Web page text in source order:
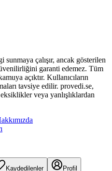
çalışır, ancak gösterilen
garanti edemez. Tüm
açıktır. Kullanıcıların
tavsiye edilir. provedi.se,
veya yanlışlıklardan
Kaydedilenler Profil